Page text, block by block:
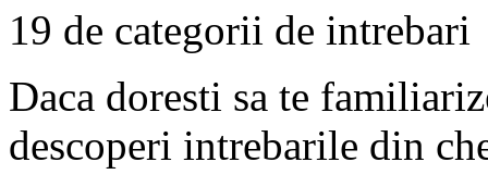
19 de categorii de intrebari
Daca doresti sa te
descoperi intrebarile din